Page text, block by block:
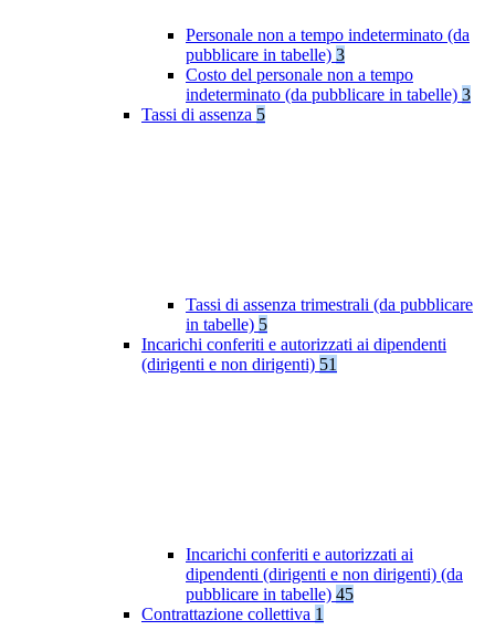
Personale non a tempo indeterminato (da
pubblicare in tabelle) 3
Costo del personale non a tempo
indeterminato (da pubblicare in tabelle) 3
Tassi di assenza 5
Tassi di assenza trimestrali (da pubblicare
in tabelle) 5
Incarichi conferiti e autorizzati ai dipendenti
(dirigenti e non dirigenti) 51
Incarichi conferiti e autorizzati ai
dipendenti (dirigenti e non dirigenti) (da
pubblicare in tabelle) 45
Contrattazione collettiva 1